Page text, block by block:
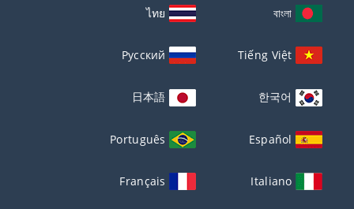
বাংলা
ไทย
Tiếng Việt
Русский
한국어
日本語
Español
Português
Italiano
Français